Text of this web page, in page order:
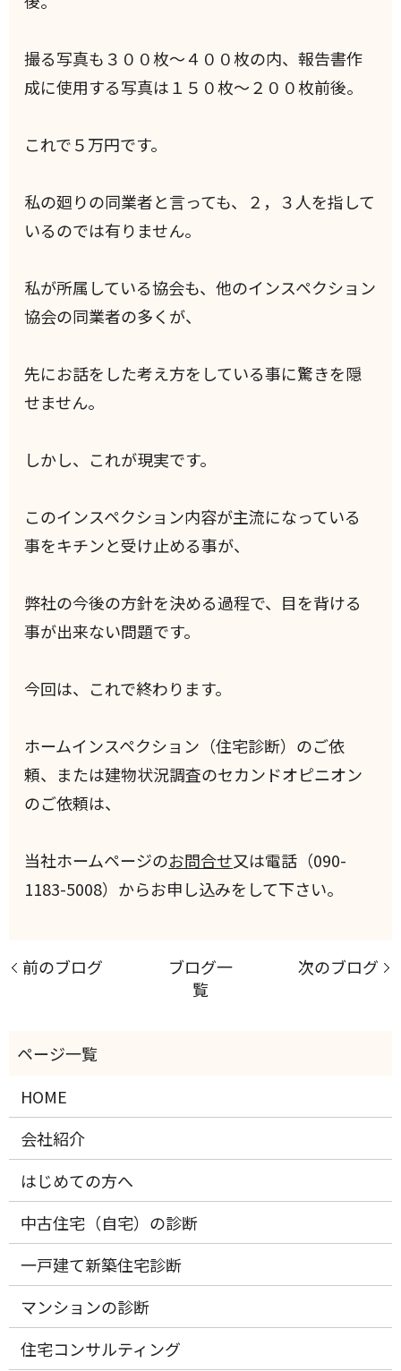
撮る写真も３００枚～４００枚の内、報告書作
成に使用する写真は１５０枚～２００枚前後。
これで５万円です。
私の廻りの同業者と言っても、２，３人を指して
いるのでは有りません。
私が所属している協会も、他のインスペクション
協会の同業者の多くが、
先にお話をした考え方をしている事に驚きを隠
せません。
しかし、これが現実です。
このインスペクション内容が主流になっている
事をキチンと受け止める事が、
弊社の今後の方針を決める過程で、目を背ける
事が出来ない問題です。
今回は、これで終わります。
ホームインスペクション（住宅診断）のご依
頼、または建物状況調査のセカンドオピニオン
のご依頼は、
当社ホームページのお問合せ又は電話（090-
1183-5008）からお申し込みをして下さい。
前のブログ
ブログ一
覧
次のブログ
HOME
会社紹介
はじめての方へ
中古住宅（自宅）の診断
一戸建て新築住宅診断
マンションの診断
住宅コンサルティング